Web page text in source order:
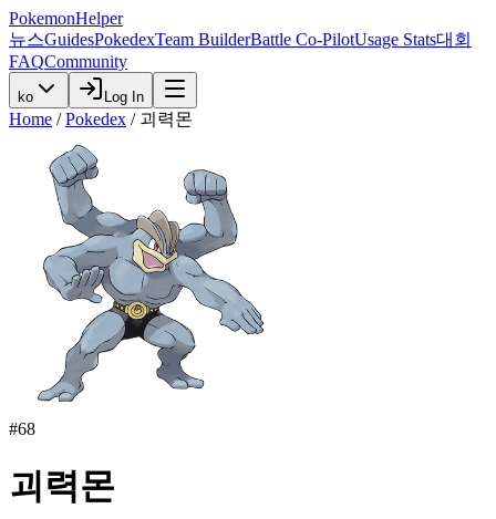
PokemonHelper
뉴스GuidesPokedexTeam BuilderBattle Co-PilotUsage Stats대회
FAQCommunity
ko Log In
Home / Pokedex / 괴력몬
#68
괴력몬